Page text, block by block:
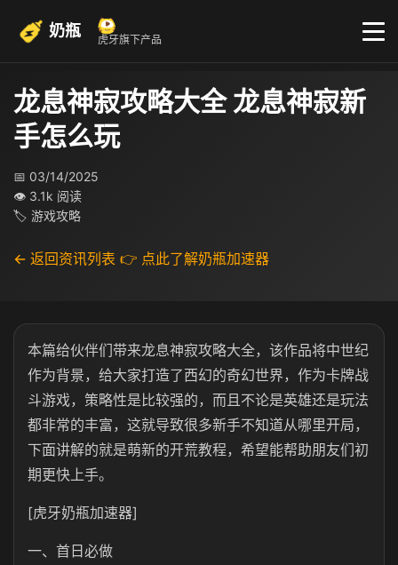
奶瓶 虎牙旗下产品
龙息神寂攻略大全 龙息神寂新
手怎么玩
📅 03/14/2025
👁 3.1k 阅读
🏷 游戏攻略
← 返回资讯列表 👉 点此了解奶瓶加速器
本篇给伙伴们带来龙息神寂攻略大全，该作品将中世纪
作为背景，给大家打造了西幻的奇幻世界，作为卡牌战
斗游戏，策略性是比较强的，而且不论是英雄还是玩法
都非常的丰富，这就导致很多新手不知道从哪里开局，
下面讲解的就是萌新的开荒教程，希望能帮助朋友们初
期更快上手。
[虎牙奶瓶加速器]
一、首日必做